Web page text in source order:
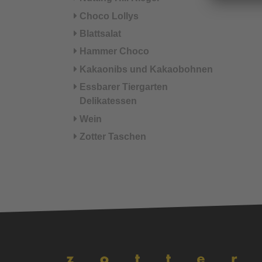
Choco Lollys
Blattsalat
Hammer Choco
Kakaonibs und Kakaobohnen
Essbarer Tiergarten
Delikatessen
Wein
Zotter Taschen